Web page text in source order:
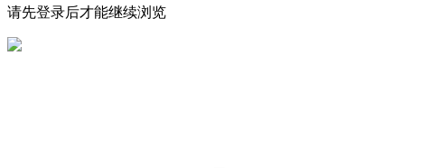
请先登录后才能继续浏览